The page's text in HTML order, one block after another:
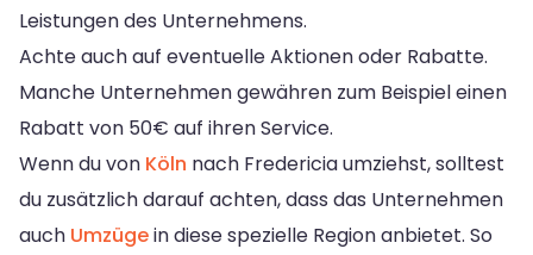
Leistungen des Unternehmens.
Achte auch auf eventuelle Aktionen oder Rabatte.
Manche Unternehmen gewähren zum Beispiel einen
Rabatt von 50€ auf ihren Service.
Wenn du von Köln nach Fredericia umziehst, solltest
du zusätzlich darauf achten, dass das Unternehmen
auch Umzügein diese spezielle Region anbietet. So